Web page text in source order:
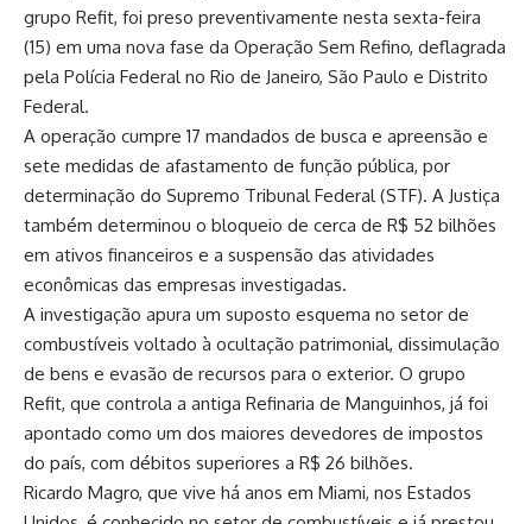
grupo Refit, foi preso preventivamente nesta sexta-feira
(15) em uma nova fase da Operação Sem Refino, deflagrada
pela Polícia Federal no Rio de Janeiro, São Paulo e Distrito
Federal.
A operação cumpre 17 mandados de busca e apreensão e
sete medidas de afastamento de função pública, por
determinação do Supremo Tribunal Federal (STF). A Justiça
também determinou o bloqueio de cerca de R$ 52 bilhões
em ativos financeiros e a suspensão das atividades
econômicas das empresas investigadas.
A investigação apura um suposto esquema no setor de
combustíveis voltado à ocultação patrimonial, dissimulação
de bens e evasão de recursos para o exterior. O grupo
Refit, que controla a antiga Refinaria de Manguinhos, já foi
apontado como um dos maiores devedores de impostos
do país, com débitos superiores a R$ 26 bilhões.
Ricardo Magro, que vive há anos em Miami, nos Estados